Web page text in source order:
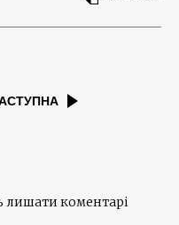
лишати коментарі